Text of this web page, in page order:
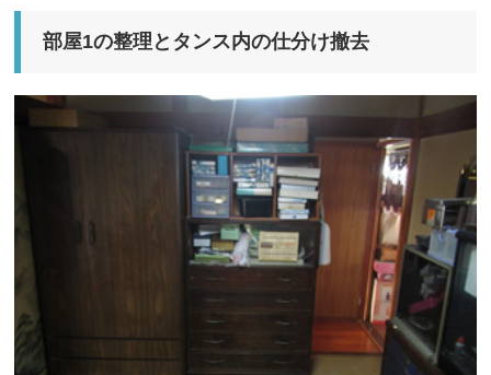
部屋1の整理とタンス内の仕分け撤去